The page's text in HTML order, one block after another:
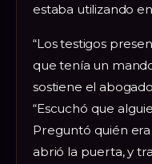
estaba utilizando
“Los testigos
que tenía un
sostiene el
“Escuchó que
Preguntó quién
abrió la puerta, y